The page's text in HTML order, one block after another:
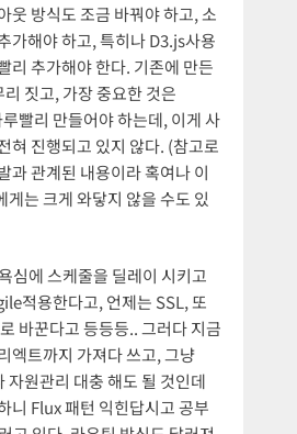
웃 방식도 조금 바꿔야 하고, 소
가해야 하고, 특히나 D3.js사용
리 추가해야 한다. 기존에 만든
짓고, 가장 중요한 것은
빨리 만들어야 하는데, 이게 사
혀 진행되고 있지 않다. (참고로
과 관계된 내용이라 혹여나 이
게는 크게 와닿지 않을 수도 있
심에 스케줄을 딜레이 시키고
적용한다고, 언제는 SSL, 또
바꾼다고 등등등.. 그러다 지금
엑트까지 가져다 쓰고, 그냥
자원관리 대충 해도 될 것인데
니 Flux 패턴 익힌답시고 공부